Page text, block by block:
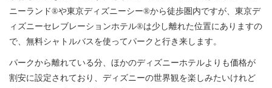
ニーランド®や東京ディズニーシー®から徒歩圏内ですが、東京デ
ィズニーセレブレーションホテル®は少し離れた位置にありますの
で、無料シャトルバスを使ってパークと行き来します。
パークから離れている分、ほかのディズニーホテルよりも価格が
割安に設定されており、ディズニーの世界観を楽しみたいけれど